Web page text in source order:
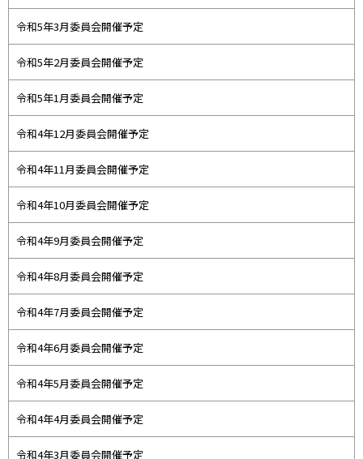
令和5年3月委員会開催予定
令和5年2月委員会開催予定
令和5年1月委員会開催予定
令和4年12月委員会開催予定
令和4年11月委員会開催予定
令和4年10月委員会開催予定
令和4年9月委員会開催予定
令和4年8月委員会開催予定
令和4年7月委員会開催予定
令和4年6月委員会開催予定
令和4年5月委員会開催予定
令和4年4月委員会開催予定
令和4年3月委員会開催予定